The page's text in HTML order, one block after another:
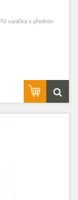
vanička s předním
pro jiný model